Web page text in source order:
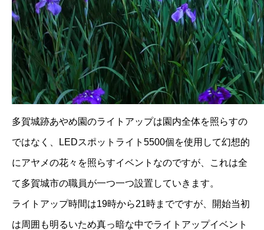
多賀城跡あやめ園のライトアップは園内全体を照らすの
ではなく、LEDスポットライト5500個を使用して幻想的
にアヤメの花々を照らすイベントなのですが、これは全
て多賀城市の職員が一つ一つ設置していきます。
ライトアップ時間は19時から21時までですが、開始当初
は周囲も明るいため真っ暗な中でライトアップイベント